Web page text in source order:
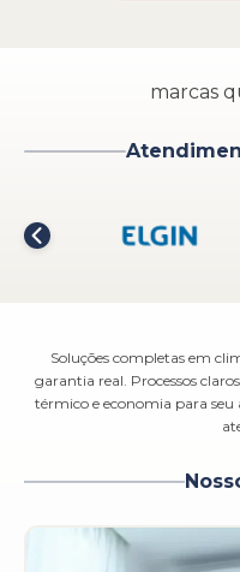
marcas
Soluções completas em
garantia real. Processos
térmico e economia para